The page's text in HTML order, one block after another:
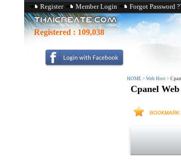
Register Member Login Forgot Password
Registered : 109,038
HOME > Web Host >
Cpanel